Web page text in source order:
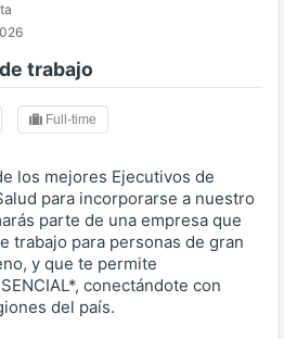
trabajo
Full-time
los mejores Ejecutivos de
para incorporarse a nuestro
parte de una empresa que
trabajo para personas de gran
y que te permite
conectándote con
del país.